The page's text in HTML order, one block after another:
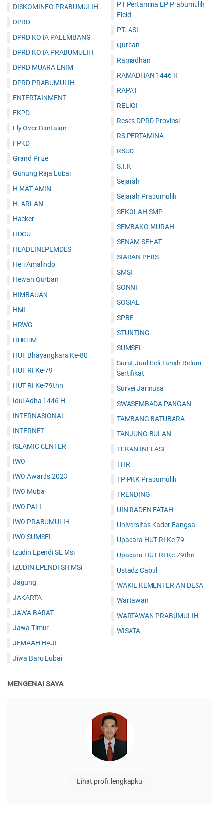
DISKOMINFO PRABUMULIH
DPRD
DPRD KOTA PALEMBANG
DPRD KOTA PRABUMULIH
DPRD MUARA ENIM
DPRD PRABUMULIH
ENTERTAINMENT
FKPD
Fly Over Bantaian
FPKD
Grand Prize
Gunung Raja Lubai
H MAT AMIN
H. ARLAN
Hacker
HDCU
HEADLINEPEMDES
Heri Amalindo
Hewan Qurban
HIMBAUAN
HMI
HRWG
HUKUM
HUT Bhayangkara Ke-80
HUT RI Ke-79
HUT RI Ke-79thn
Idul Adha 1446 H
INTERNASIONAL
INTERNET
ISLAMIC CENTER
IWO
IWO Awards 2023
IWO Muba
IWO PALI
IWO PRABUMULIH
IWO SUMSEL
Izudin Ependi SE Msi
IZUDIN EPENDI SH MSi
Jagung
JAKARTA
JAWA BARAT
Jawa Timur
JEMAAH HAJI
Jiwa Baru Lubai
PT Pertamina EP Prabumulih
Field
PT. ASL
Qurban
Ramadhan
RAMADHAN 1446 H
RAPAT
RELIGI
Reses DPRD Provinsi
RS PERTAMINA
RSUD
S.I.K
Sejarah
Sejarah Prabumulih
SEKOLAH SMP
SEMBAKO MURAH
SENAM SEHAT
SIARAN PERS
SMSI
SONNI
SOSIAL
SPBE
STUNTING
SUMSEL
Surat Jual Beli Tanah Belum
Sertifikat
Survei Jarinusa
SWASEMBADA PANGAN
TAMBANG BATUBARA
TANJUNG BULAN
TEKAN INFLASI
THR
TP PKK Prabumulih
TRENDING
UIN RADEN FATAH
Universitas Kader Bangsa
Upacara HUT RI Ke-79
Upacara HUT RI Ke-79thn
Ustadz Cabul
WAKIL KEMENTERIAN DESA
Wartawan
WARTAWAN PRABUMULIH
WISATA
MENGENAI SAYA
Lihat profil lengkapku